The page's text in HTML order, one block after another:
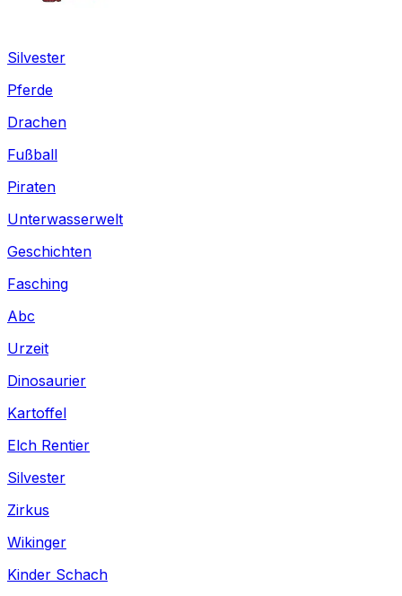
Silvester
Pferde
Drachen
Fußball
Piraten
Unterwasserwelt
Geschichten
Fasching
Abc
Urzeit
Dinosaurier
Kartoffel
Elch Rentier
Silvester
Zirkus
Wikinger
Kinder Schach